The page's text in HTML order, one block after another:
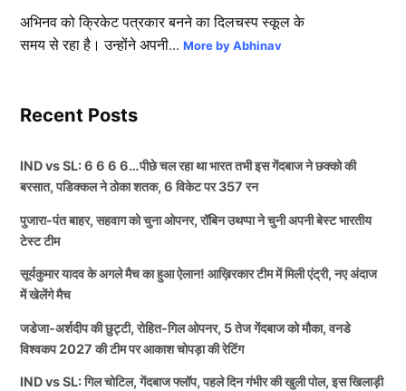
अभिनव को क्रिकेट पत्रकार बनने का दिलचस्प स्कूल के
समय से रहा है। उन्होंने अपनी...More by Abhinav
Recent Posts
IND vs SL: 6 6 6 6…पीछे चल रहा था भारत तभी इस गेंदबाज ने छक्को की
बरसात, पडिक्कल ने ठोका शतक, 6 विकेट पर 357 रन
पुजारा-पंत बाहर, सहवाग को चुना ओपनर, रॉबिन उथप्पा ने चुनी अपनी बेस्ट भारतीय
टेस्ट टीम
सूर्यकुमार यादव के अगले मैच का हुआ ऐलान! आख़िरकार टीम में मिली एंट्री, नए अंदाज
में खेलेंगे मैच
जडेजा-अर्शदीप की छुट्टी, रोहित-गिल ओपनर, 5 तेज गेंदबाज को मौका, वनडे
विश्वकप 2027 की टीम पर आकाश चोपड़ा की रेटिंग
IND vs SL: गिल चोटिल, गेंदबाज फ्लॉप, पहले दिन गंभीर की खुली पोल, इस खिलाड़ी